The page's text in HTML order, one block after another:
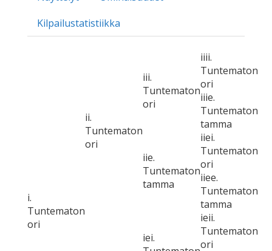
Kilpailustatistiikka
i.
Tuntematon
ori
ii.
Tuntematon
ori
iii.
Tuntematon
ori
iiii.
Tuntematon
ori
iiie.
Tuntematon
tamma
iie.
Tuntematon
tamma
iiei.
Tuntematon
ori
iiee.
Tuntematon
tamma
iei.
ieii.
Tuntematon
ori